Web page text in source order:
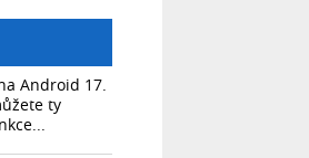
Android 17.
ty